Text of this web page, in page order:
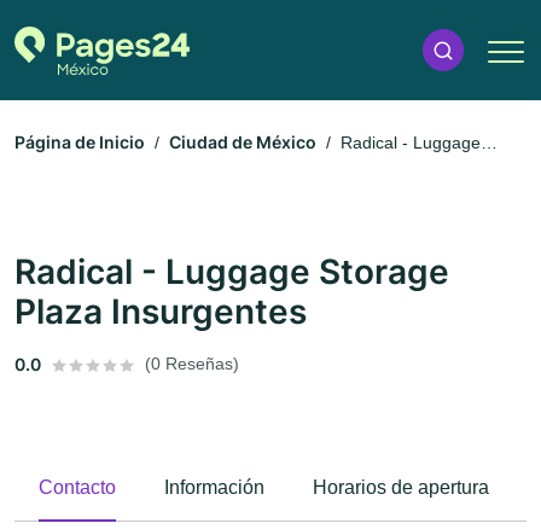
Página de Inicio Ciudad de México
Radical - Luggage
Radical - Luggage Storage
Plaza Insurgentes
0.0 (0 Reseñas)
Contacto Información Horarios de apertura